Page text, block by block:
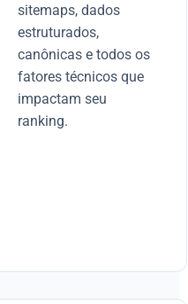
sitemaps, dados
estruturados,
canônicas e todos os
fatores técnicos que
impactam seu
ranking.